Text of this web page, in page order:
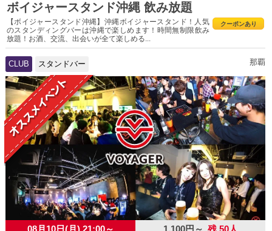
ボイジャースタンド沖縄 飲み放題
クーポンあり
【ボイジャースタンド沖縄】沖縄ボイジャースタンド！人気
のスタンディングバーは沖縄で楽しめます！時間無制限飲み
放題！お酒、交流、出会いが全て楽しめる...
CLUB スタンドバー 那覇